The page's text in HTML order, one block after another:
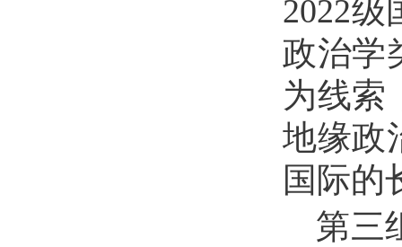
2022
政治学
为线索
地缘政
国际的
第三